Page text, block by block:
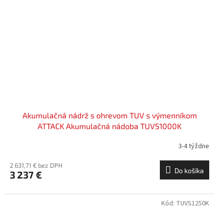
Akumulačná nádrž s ohrevom TUV s výmenníkom
ATTACK Akumulačná nádoba TUVS1000K
3-4 týždne
2 631,71 € bez DPH
3 237 € Do košíka
Kód: TUVS1250K